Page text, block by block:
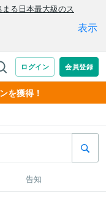
を獲得！
告知